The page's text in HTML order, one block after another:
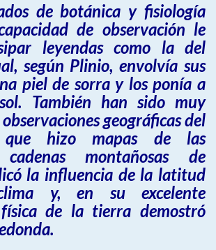
de botánica y fisiología
de observación le
leyendas como la del
según Plinio, envolvía sus
piel de sorra y los ponía a
También han sido muy
geográficas del
hizo mapas de las
cadenas montañosas de
la influencia de la latitud
y, en su excelente
de la tierra demostró